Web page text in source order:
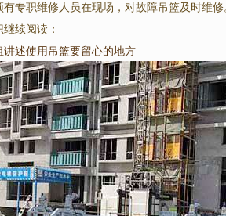
专职维修人员在现场，对故障吊篮及时维
续阅读：
述使用吊篮要留心的地方